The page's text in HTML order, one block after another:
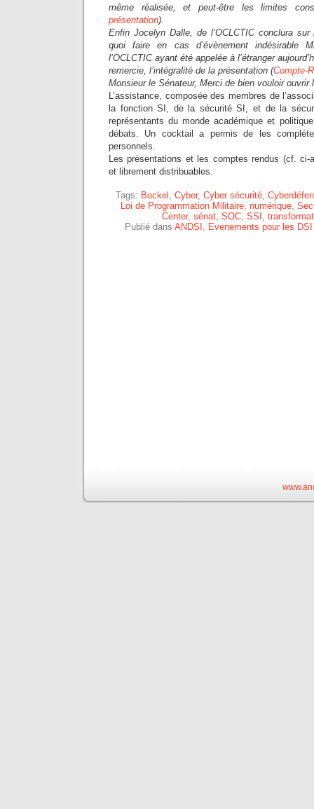
même réalisée, et peut-être les limites
présentation).
Enfin Jocelyn Dalle, de l’OCLCTIC conclura
quoi faire en cas d’évènement indésirable
l’OCLCTIC ayant été appelée à l’étranger
remercie, l’intégralité de la présentation (Compte-
Monsieur le Sénateur, Merci de bien vouloir
L’assistance, composée des membres de
la fonction SI, de la sécurité SI, et de la
représentants du monde académique et
débats. Un cocktail a permis de les
personnels.
Les présentations et les comptes rendus (cf. ci-
et librement distribuables.
Tags: Bockel , Cyber, Cyber sécurité,
Loi de Programmation Militaire, numérique,
Center, sénat, SOC, SSI ,
Publié dans ANDSI , Evenements pour les DSI